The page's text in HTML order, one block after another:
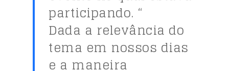
participando. “
Dada a relevância do
tema em nossos dias
e a maneira